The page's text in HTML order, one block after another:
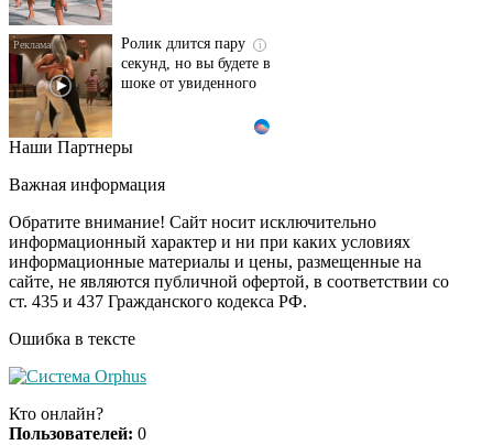
i
Ролик длится пару
секунд, но вы будете в
шоке от увиденного
Ролик из Омска: вы
i
Королева вагона
отожгла! Видео не
оставит равнодушным
Наши Партнеры
Важная информация
Обратите внимание! Сайт носит исключительно
информационный характер и ни при каких условиях
информационные материалы и цены, размещенные на
сайте, не являются публичной офертой, в соответствии со
ст. 435 и 437 Гражданского кодекса РФ.
Ошибка в тексте
Кто онлайн?
Пользователей: 0